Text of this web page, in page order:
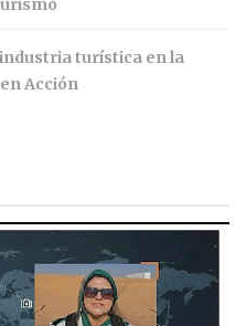
turística en la
Acción